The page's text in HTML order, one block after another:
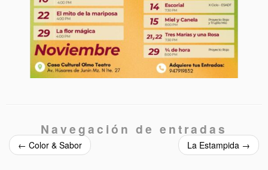
Navegación de entradas
← Color & Sabor La Estampida →